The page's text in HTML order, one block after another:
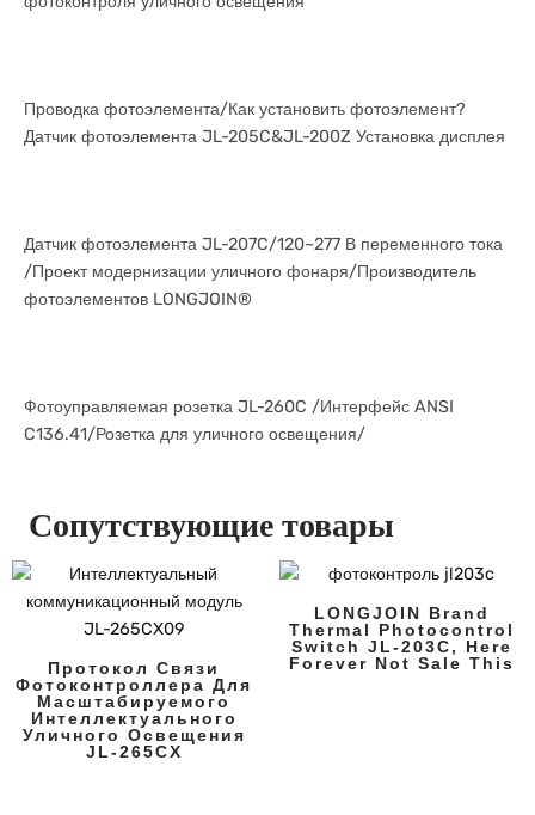
Проводка фотоэлемента/Как установить фотоэлемент?
Датчик фотоэлемента JL-205C&JL-200Z Установка дисплея
Датчик фотоэлемента JL-207C/120~277 В переменного тока
/Проект модернизации уличного фонаря/Производитель
фотоэлементов LONGJOIN®
Фотоуправляемая розетка JL-260C /Интерфейс ANSI
C136.41/Розетка для уличного освещения/
Сопутствующие товары
Протокол Связи
Фотоконтроллера Для
Масштабируемого
Интеллектуального
Уличного Освещения
JL-265CX
LONGJOIN Brand
Thermal Photocontrol
Switch JL-203C, Here
Forever Not Sale This